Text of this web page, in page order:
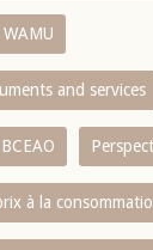
and services
à la